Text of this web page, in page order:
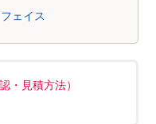
ェイス
・見積方法）